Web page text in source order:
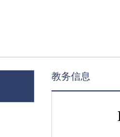
教务信息